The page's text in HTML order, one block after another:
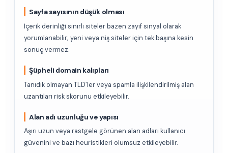
Sayfa sayısının düşük olması
İçerik derinliği sınırlı siteler bazen zayıf sinyal olarak
yorumlanabilir; yeni veya niş siteler için tek başına kesin
sonuç vermez.
Şüpheli domain kalıpları
Tanıdık olmayan TLD’ler veya spamla ilişkilendirilmiş alan
uzantıları risk skorunu etkileyebilir.
Alan adı uzunluğu ve yapısı
Aşırı uzun veya rastgele görünen alan adları kullanıcı
güvenini ve bazı heuristikleri olumsuz etkileyebilir.